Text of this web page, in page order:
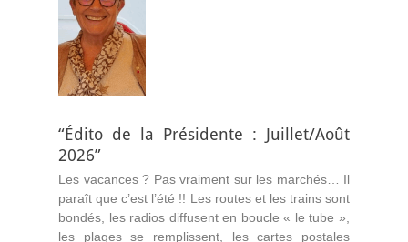
“Édito de la Présidente : Juillet/Août
2026”
Les vacances ? Pas vraiment sur les marchés… Il
paraît que c’est l’été !! Les routes et les trains sont
bondés, les radios diffusent en boucle « le tube »,
les plages se remplissent, les cartes postales